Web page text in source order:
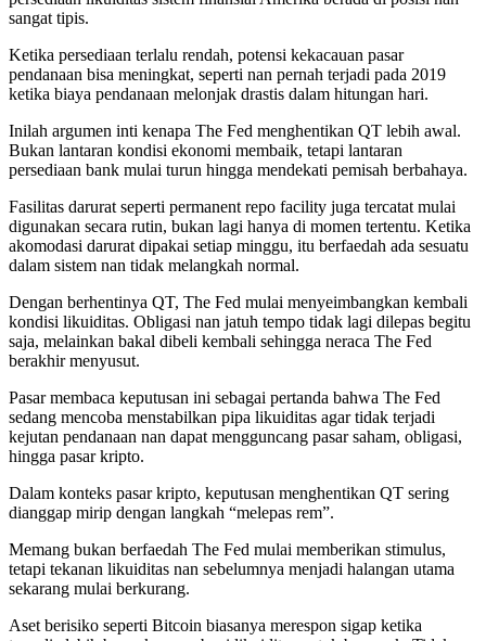
sangat tipis.
Ketika persediaan terlalu rendah, potensi kekacauan pasar
pendanaan bisa meningkat, seperti nan pernah terjadi pada 2019
ketika biaya pendanaan melonjak drastis dalam hitungan hari.
Inilah argumen inti kenapa The Fed menghentikan QT lebih awal.
Bukan lantaran kondisi ekonomi membaik, tetapi lantaran
persediaan bank mulai turun hingga mendekati pemisah berbahaya.
Fasilitas darurat seperti permanent repo facility juga tercatat mulai
digunakan secara rutin, bukan lagi hanya di momen tertentu. Ketika
akomodasi darurat dipakai setiap minggu, itu berfaedah ada sesuatu
dalam sistem nan tidak melangkah normal.
Dengan berhentinya QT, The Fed mulai menyeimbangkan kembali
kondisi likuiditas. Obligasi nan jatuh tempo tidak lagi dilepas begitu
saja, melainkan bakal dibeli kembali sehingga neraca The Fed
berakhir menyusut.
Pasar membaca keputusan ini sebagai pertanda bahwa The Fed
sedang mencoba menstabilkan pipa likuiditas agar tidak terjadi
kejutan pendanaan nan dapat mengguncang pasar saham, obligasi,
hingga pasar kripto.
Dalam konteks pasar kripto, keputusan menghentikan QT sering
dianggap mirip dengan langkah “melepas rem”.
Memang bukan berfaedah The Fed mulai memberikan stimulus,
tetapi tekanan likuiditas nan sebelumnya menjadi halangan utama
sekarang mulai berkurang.
Aset berisiko seperti Bitcoin biasanya merespon sigap ketika